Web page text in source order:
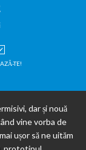
TE!
dar și nouă
vine vorba de
ușor să ne uităm